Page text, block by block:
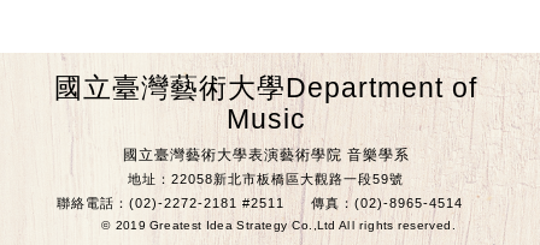
國立臺灣藝術大學Department of
Music
國立臺灣藝術大學表演藝術學院 音樂學系
地址：22058新北市板橋區大觀路一段59號
聯絡電話：(02)-2272-2181 #2511
傳真：(02)-8965-4514
© 2019 Greatest Idea Strategy Co.,Ltd All rights reserved.